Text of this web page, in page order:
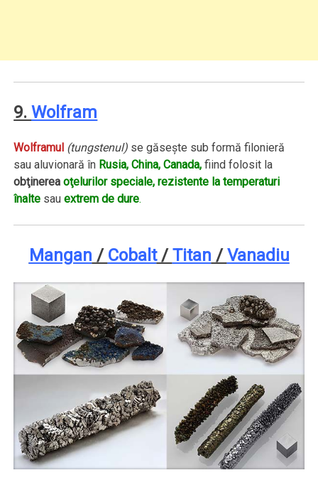
9.Wolfram
Wolframul (tungstenul) se găseşte sub formă filonieră
sau aluvionară în Rusia, China, Canada, fiind folosit la
obţinereaoţelurilor speciale, rezistente la temperaturi
înalte sau extrem de dure.
Mangan / Cobalt/Titan /Vanadiu